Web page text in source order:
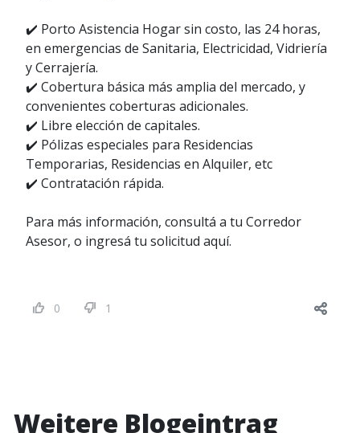
✔️ Porto Asistencia Hogar sin costo, las 24 horas,
en emergencias de Sanitaria, Electricidad, Vidriería
y Cerrajería.
✔️ Cobertura básica más amplia del mercado, y
convenientes coberturas adicionales.
✔️ Libre elección de capitales.
✔️ Pólizas especiales para Residencias
Temporarias, Residencias en Alquiler, etc
✔️ Contratación rápida.
Para más información, consultá a tu Corredor
Asesor, o ingresá tu solicitud aquí.
0 1
Weitere Blogeintrag